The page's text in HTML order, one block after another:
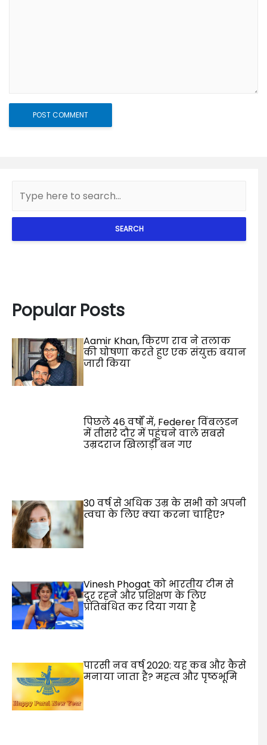
SEARCH
Popular Posts
Aamir Khan, किरण राव ने तलाक
की घोषणा करते हुए एक संयुक्त बयान
जारी किया
पिछले 46 वर्षों में, Federer विंबलडन
में तीसरे दौर में पहुंचने वाले सबसे
उम्रदराज खिलाड़ी बन गए
30 वर्ष से अधिक उम्र के सभी को अपनी
त्वचा के लिए क्या करना चाहिए?
Vinesh Phogat को भारतीय टीम से
दूर रहने और प्रशिक्षण के लिए
प्रतिबंधित कर दिया गया है
पारसी नव वर्ष 2020: यह कब और कैसे
मनाया जाता है? महत्व और पृष्ठभूमि